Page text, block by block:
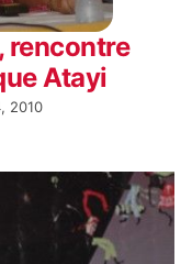
rencontre
Atayi
2010